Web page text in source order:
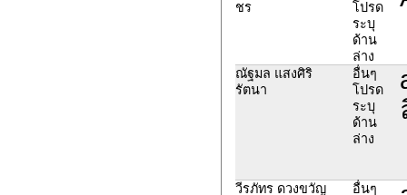
ชร
โปรด
ระบุ
ด้าน
ล่าง
ณัฐมล แสงศิริ
รัตนา
อื่นๆ
โปรด
ระบุ
ด้าน
ล่าง
วีรภัทร ดวงขวัญ
อื่นๆ